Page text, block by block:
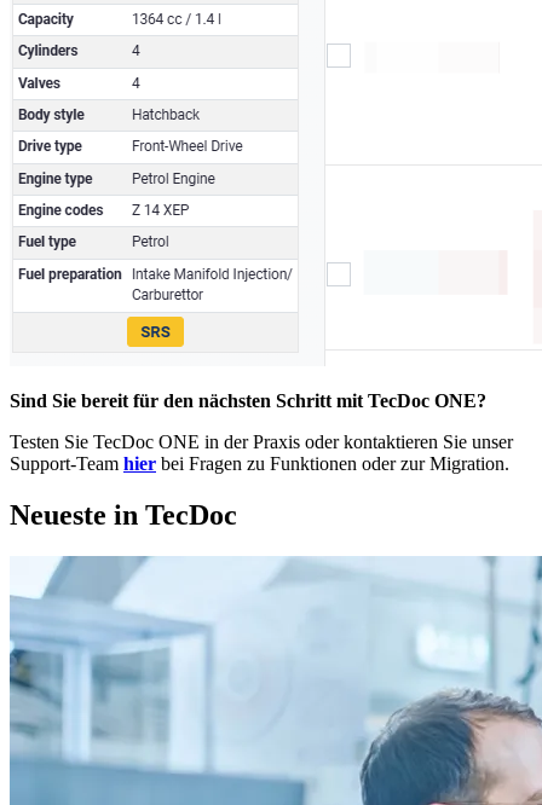
Sind Sie bereit für den nächsten Schritt mit TecDoc ONE?
Testen Sie TecDoc ONE in der Praxis oder kontaktieren Sie unser
Support-Team hier bei Fragen zu Funktionen oder zur Migration.
Neueste in TecDoc